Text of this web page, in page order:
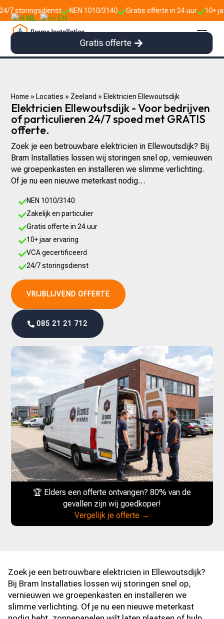
NEN 1010/3140Gratis offerte in 24 uur 10+ jaar ervaring
NL EN
Gratis offerte
Home » Locaties » Zeeland » Elektricien Ellewoutsdijk
Elektricien Ellewoutsdijk - Voor bedrijven
of particulieren 24/7 spoed met GRATIS
offerte.
Zoek je een betrouwbare elektricien in Ellewoutsdijk? Bij
Bram Installaties lossen wij storingen snel op, vernieuwen
we groepenkasten en installeren we slimme verlichting.
Of je nu een nieuwe meterkast nodig…
NEN 1010/3140
Zakelijk en particulier
Gratis offerte in 24 uur
10+ jaar ervaring
VCA gecertificeerd
24/7 storingsdienst
VRIJBLIJVEND OFFERTE
085 21 21 712
🏆 Elders een offerte ontvangen? 80% van de
gevallen zijn wij goedkoper!
Vergelijk je offerte →
Zoek je een betrouwbare elektricien in Ellewoutsdijk?
Bij Bram Installaties lossen wij storingen snel op,
vernieuwen we groepenkasten en installeren we
slimme verlichting. Of je nu een nieuwe meterkast